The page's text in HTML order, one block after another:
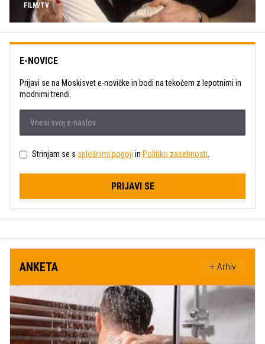
FILM/TV
E-NOVICE
Prijavi se na Moskisvet e-novičke in bodi na tekočem z lepotnimi in
modnimi trendi.
Strinjam se s splošnimi pogoji in Politiko zasebnosti.
PRIJAVI SE
ANKETA + Arhiv